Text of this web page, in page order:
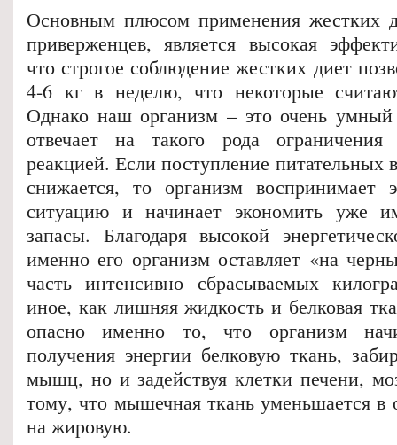
Основным плюсом применения жестких
приверженцев, является высокая
что строгое соблюдение жестких диет
4-6 кг в неделю, что некоторые
Однако наш организм – это очень
отвечает на такого рода ограничения
реакцией. Если поступление питательных
снижается, то организм воспринимает
ситуацию и начинает экономить уже
запасы. Благодаря высокой
именно его организм оставляет «на
часть интенсивно сбрасываемых
иное, как лишняя жидкость и белковая
опасно именно то, что организм
получения энергии белковую ткань,
мышц, но и задействуя клетки печени,
тому, что мышечная ткань уменьшается в
на жировую.